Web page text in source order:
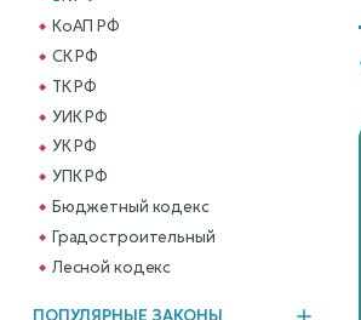
КоАП РФ
СК РФ
ТК РФ
УИК РФ
УК РФ
УПК РФ
Бюджетный кодекс
Градостроительный
Лесной кодекс
ПОПУЛЯРНЫЕ ЗАКОНЫ